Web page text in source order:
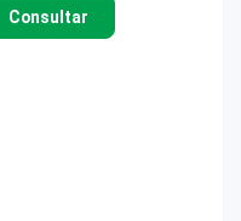
Consultar